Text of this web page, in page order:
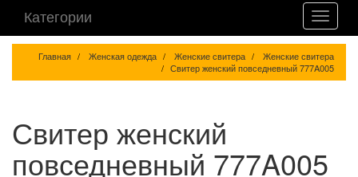
Категории
Главная Женская одежда Женские свитера
Женские свитера
Свитер женский повседневный 777A005
Свитер женский
повседневный 777A005